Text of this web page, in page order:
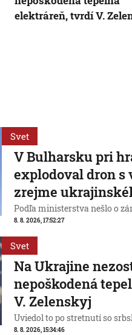
elektráreň, tvrdí V.
Svet
V Bulharsku pri
explodoval dron
zrejme
Podľa ministerstva nešlo o
8. 8. 2026, 17:52:27
Svet
Na Ukrajine
nepoškodená
V. Zelenskyj
Uviedol to po stretnutí so
8. 8. 2026, 15:34:46